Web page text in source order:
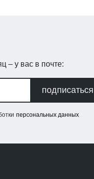
– у вас в почте:
подписаться
персональных данных